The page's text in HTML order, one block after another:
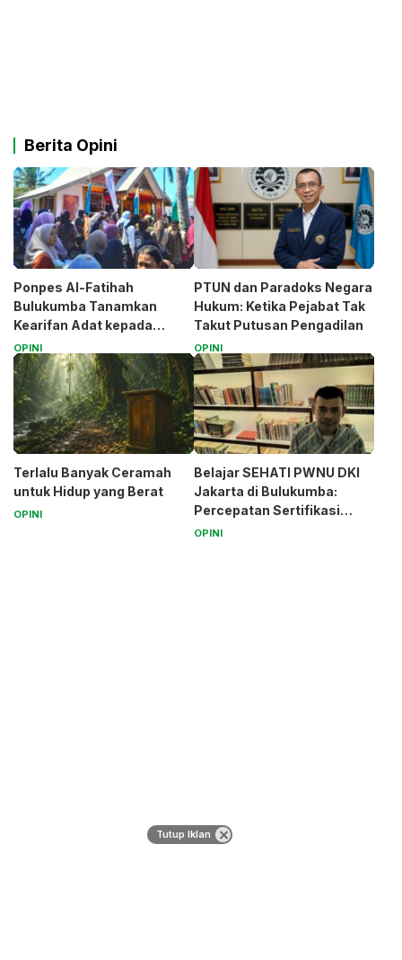
Berita Opini
Ponpes Al-Fatihah
Bulukumba Tanamkan
Kearifan Adat kepada
Santri (Bagian 1)
OPINI
PTUN dan Paradoks Negara
Hukum: Ketika Pejabat Tak
Takut Putusan Pengadilan
OPINI
Terlalu Banyak Ceramah
untuk Hidup yang Berat
OPINI
Belajar SEHATI PWNU DKI
Jakarta di Bulukumba:
Percepatan Sertifikasi
Halal Bagi UMK
OPINI
Tutup Iklan